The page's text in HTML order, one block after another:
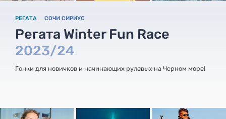
РЕГАТА СОЧИ СИРИУС
Регата Winter Fun Race
2023/24
Гонки для новичков и начинающих рулевых на Черном море!